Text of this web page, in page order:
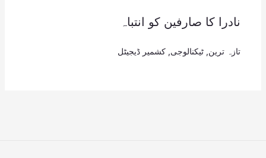
نادرا کا صارفین کو انتباہ
تازہ ترین ٹیکنالوجی کشمیر ڈیجیٹل